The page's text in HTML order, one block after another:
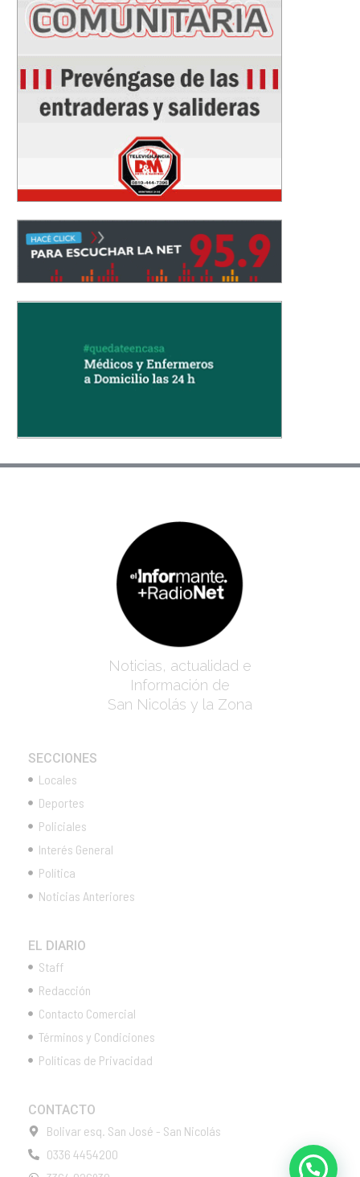
Noticias, actualidad e
Información de
San Nicolás y la Zona
SECCIONES
Locales
Deportes
Policiales
Interés General
Política
Noticias Anteriores
EL DIARIO
Staff
Redacción
Contacto Comercial
Términos y Condiciones
Políticas de Privacidad
CONTACTO
Bolivar esq. San José - San Nicolás
0336 4454200